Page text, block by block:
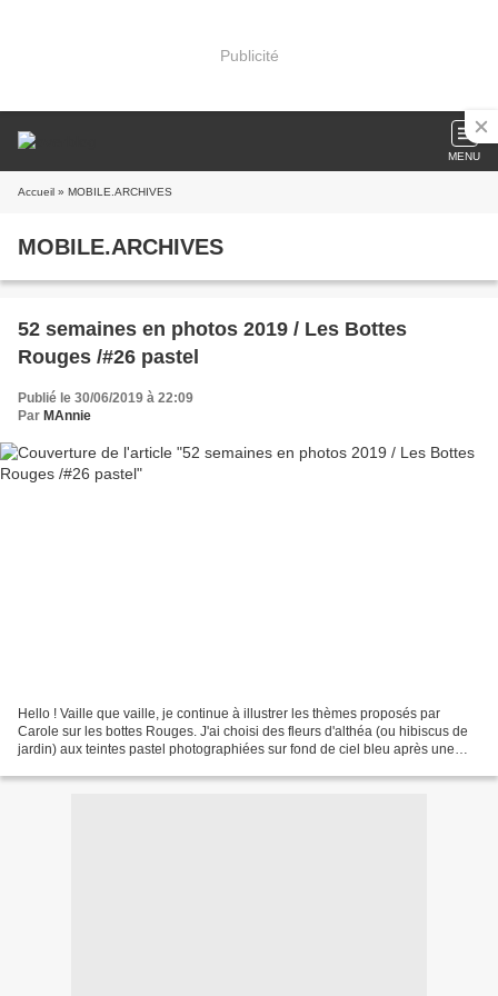
Publicité
MENU
Accueil » MOBILE.ARCHIVES
MOBILE.ARCHIVES
52 semaines en photos 2019 / Les Bottes
Rouges /#26 pastel
Publié le 30/06/2019 à 22:09
Par MAnnie
Hello ! Vaille que vaille, je continue à illustrer les thèmes proposés par
Carole sur les bottes Rouges. J'ai choisi des fleurs d'althéa (ou hibiscus de
jardin) aux teintes pastel photographiées sur fond de ciel bleu après une